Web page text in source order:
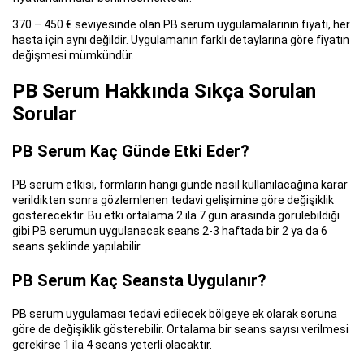
370 – 450 € seviyesinde olan PB serum uygulamalarının fiyatı, her
hasta için aynı değildir. Uygulamanın farklı detaylarına göre fiyatın
değişmesi mümkündür.
PB Serum Hakkında Sıkça Sorulan
Sorular
PB Serum Kaç Günde Etki Eder?
PB serum etkisi, formların hangi günde nasıl kullanılacağına karar
verildikten sonra gözlemlenen tedavi gelişimine göre değişiklik
gösterecektir. Bu etki ortalama 2 ila 7 gün arasında görülebildiği
gibi PB serumun uygulanacak seans 2-3 haftada bir 2 ya da 6
seans şeklinde yapılabilir.
PB Serum Kaç Seansta Uygulanır?
PB serum uygulaması tedavi edilecek bölgeye ek olarak soruna
göre de değişiklik gösterebilir. Ortalama bir seans sayısı verilmesi
gerekirse 1 ila 4 seans yeterli olacaktır.